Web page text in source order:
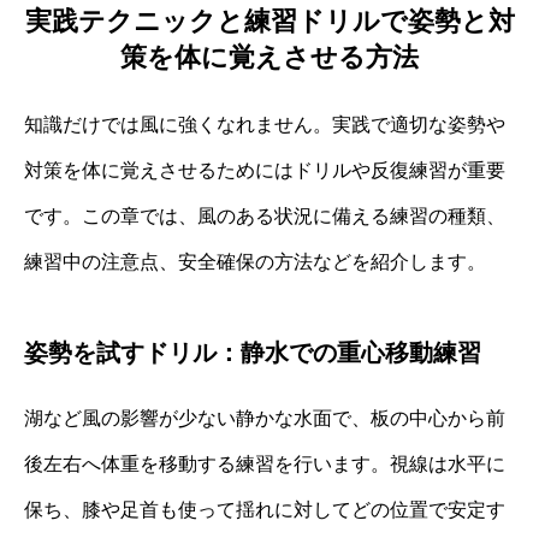
実践テクニックと練習ドリルで姿勢と対
策を体に覚えさせる方法
知識だけでは風に強くなれません。実践で適切な姿勢や
対策を体に覚えさせるためにはドリルや反復練習が重要
です。この章では、風のある状況に備える練習の種類、
練習中の注意点、安全確保の方法などを紹介します。
姿勢を試すドリル：静水での重心移動練習
湖など風の影響が少ない静かな水面で、板の中心から前
後左右へ体重を移動する練習を行います。視線は水平に
保ち、膝や足首も使って揺れに対してどの位置で安定す